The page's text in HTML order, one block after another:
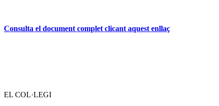
Consulta el document complet clicant aquest enllaç
EL COL·LEGI